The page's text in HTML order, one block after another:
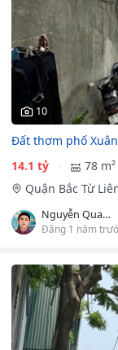
10
Đất thơm phố
14.1 tỷ
78 m²
Quận Bắc Từ
Nguyễn Quang Trường
Đăng 1 năm